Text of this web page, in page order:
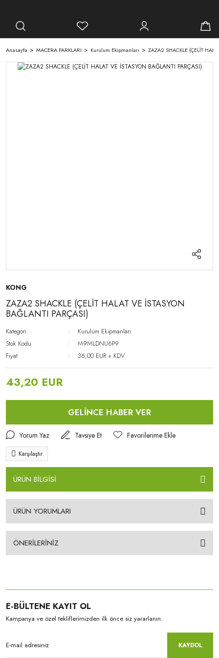
Anasayfa MACERA PARKLARI Kurulum Ekipmanları ZAZA2 SHACKLE (ÇELİT
KONG
ZAZA2 SHACKLE (ÇELİT HALAT VE İSTASYON
BAĞLANTI PARÇASI)
Kategori
Kurulum Ekipmanları
Stok Kodu
M9MLDNU6P9
Fiyat
36,00 EUR + KDV
43,20 EUR
GELİNCE HABER VER
Yorum Yaz Tavsiye Et
Karşılaştır
ÜRÜN BİLGİSİ
ÜRÜN YORUMLARI
ÖNERİLERİNİZ
E-BÜLTENE KAYIT OL
Kampanya ve özel tekliflerimizden ilk önce siz yararlanın.
KAYDOL